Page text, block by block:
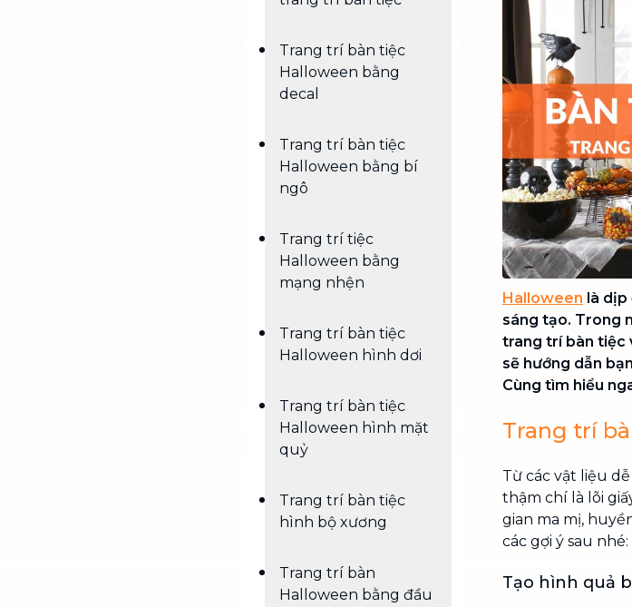
Chuyển nhà trọn
dẹp nơi đi nơi đến
Vệ sinh công
Vệ sinh chuyên
phòng, nhà
Trang trí bàn tiệc
Halloween bằng
decal
Trang trí bàn tiệc
Halloween bằng bí
ngô
Trang trí tiệc
Halloween bằng
mạng nhện
Trang trí bàn tiệc
Halloween hình dơi
Trang trí bàn tiệc
Halloween hình mặt
quỷ
Trang trí bàn tiệc
hình bộ xương
Trang trí bàn
Halloween bằng đầu
Halloween là dịp
sáng tạo. Trong
trang trí bàn tiệc
sẽ hướng dẫn
Cùng tìm hiểu
Trang trí
Từ các vật liệu
thậm chí là lõi
gian ma mị,
các gợi ý sau nhé:
Tạo hình quả